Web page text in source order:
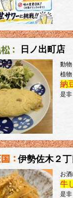
日ノ出町店
動
植
納
是非
伊勢佐木２
お
牛
是非